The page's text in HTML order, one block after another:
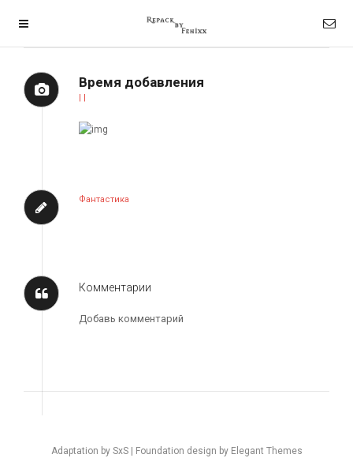
Время добавления
| |
Фантастика
Комментарии
Добавь комментарий
Adaptation by SxS | Foundation design by Elegant Themes